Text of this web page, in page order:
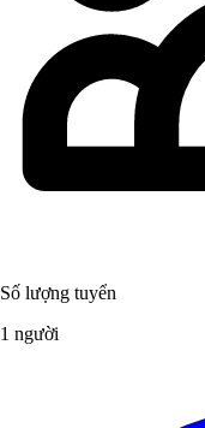
Số lượng tuyển
1 người